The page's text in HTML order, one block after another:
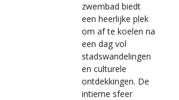
zwembad biedt
een heerlijke plek
om af te koelen na
een dag vol
stadswandelingen
en culturele
ontdekkingen. De
intieme sfeer